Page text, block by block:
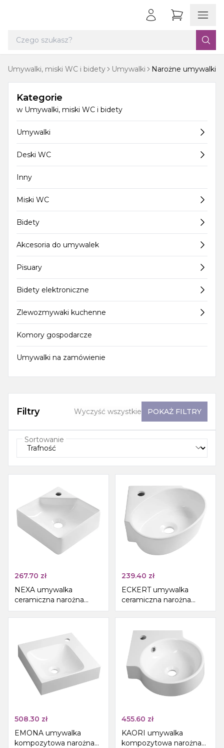
Umywalki, miski WC i bidety Umywalki Narożne umywalki
Kategorie
w Umywalki, miski WC i bidety
Umywalki
Deski WC
Inny
Miski WC
Bidety
Akcesoria do umywalek
Pisuary
Bidety elektroniczne
Zlewozmywaki kuchenne
Komory gospodarcze
Umywalki na zamówienie
Filtry Wyczyść wszystkie POKAŻ FILTRY
Sortowanie
267.70 zł
NEXA umywalka
ceramiczna narożna
30x30cm, biały
239.40 zł
ECKERT umywalka
ceramiczna narożna
36x36cm, biały
508.30 zł
EMONA umywalka
kompozytowa narożna
455.60 zł
KAORI umywalka
kompozytowa narożna